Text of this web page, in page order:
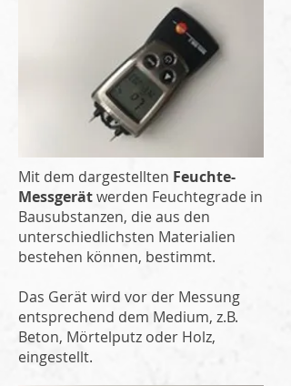
Mit dem dargestellten Feuchte-
Messgerätwerden Feuchtegrade in
Bausubstanzen, die aus den
unterschiedlichsten Materialien
bestehen können, bestimmt.
Das Gerät wird vor der Messung
entsprechend dem Medium, z.B.
Beton, Mörtelputz oder Holz,
eingestellt.